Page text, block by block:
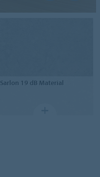
Sarlon 19 dB Material